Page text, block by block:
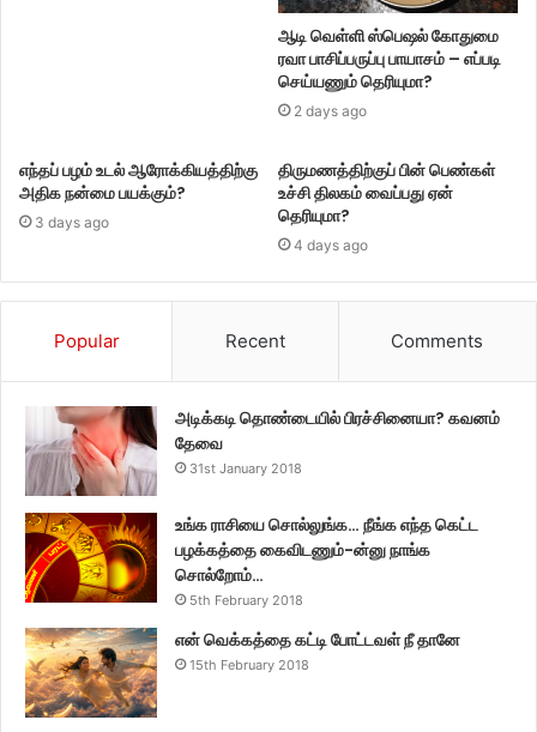
ஆடி வெள்ளி ஸ்பெஷல் கோதுமை
ரவா பாசிப்பருப்பு பாயாசம் – எப்படி
செய்யணும் தெரியுமா?
2 days ago
எந்தப் பழம் உடல் ஆரோக்கியத்திற்கு
அதிக நன்மை பயக்கும்?
3 days ago
திருமணத்திற்குப் பின் பெண்கள்
உச்சி திலகம் வைப்பது ஏன்
தெரியுமா?
4 days ago
Popular Recent Comments
அடிக்கடி தொண்டையில் பிரச்சினையா? கவனம்
தேவை
31st January 2018
உங்க ராசியை சொல்லுங்க… நீங்க எந்த கெட்ட
பழக்கத்தை கைவிடணும்-ன்னு நாங்க
சொல்றோம்…
5th February 2018
என் வெக்கத்தை கட்டி போட்டவள் நீ தானே
15th February 2018